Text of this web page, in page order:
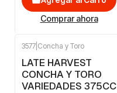
Comprar ahora
3577 Concha y Toro
LATE HARVEST
CONCHA Y TORO
VARIEDADES 375CC